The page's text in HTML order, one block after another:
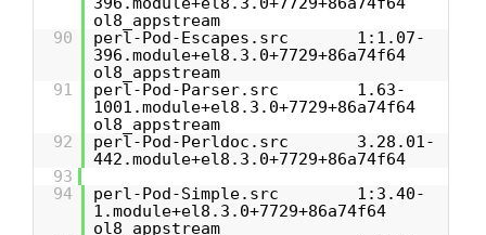
ol8_appstream
90
perl-Pod-Escapes.src 1:1.07-
396.module+el8.3.0+7729+86a74f64
ol8_appstream
91
perl-Pod-Parser.src 1.63-
1001.module+el8.3.0+7729+86a74f64
ol8_appstream
92
perl-Pod-Perldoc.src 3.28.01-
442.module+el8.3.0+7729+86a74f64
93
94
perl-Pod-Simple.src 1:3.40-
1.module+el8.3.0+7729+86a74f64
ol8_appstream